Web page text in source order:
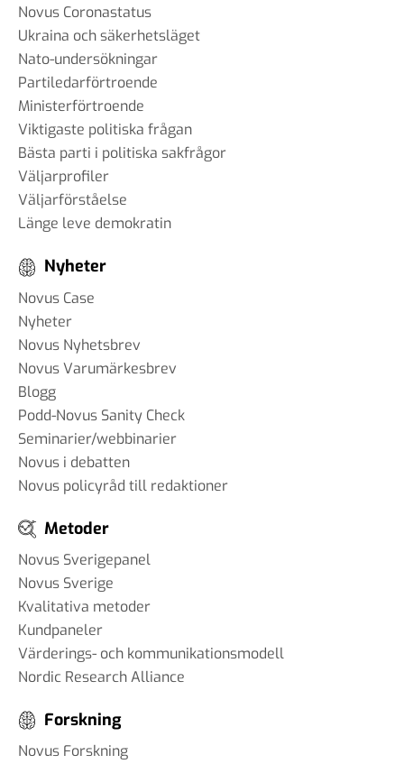
Novus Coronastatus
Ukraina och säkerhetsläget
Nato-undersökningar
Partiledarförtroende
Ministerförtroende
Viktigaste politiska frågan
Bästa parti i politiska sakfrågor
Väljarprofiler
Väljarförståelse
Länge leve demokratin
Nyheter
Novus Case
Nyheter
Novus Nyhetsbrev
Novus Varumärkesbrev
Blogg
Podd-Novus Sanity Check
Seminarier/webbinarier
Novus i debatten
Novus policyråd till redaktioner
Metoder
Novus Sverigepanel
Novus Sverige
Kvalitativa metoder
Kundpaneler
Värderings- och kommunikationsmodell
Nordic Research Alliance
Forskning
Novus Forskning